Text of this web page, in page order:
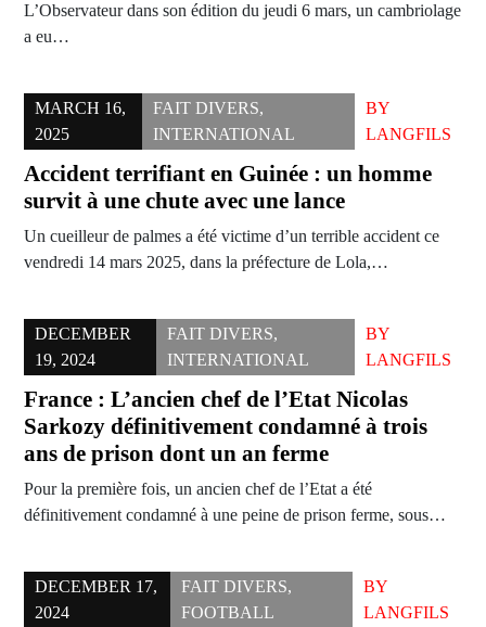
L’Observateur dans son édition du jeudi 6 mars, un cambriolage
a eu…
MARCH 16,
2025
FAIT DIVERS,
INTERNATIONAL
BY
LANGFILS
Accident terrifiant en Guinée : un homme
survit à une chute avec une lance
Un cueilleur de palmes a été victime d’un terrible accident ce
vendredi 14 mars 2025, dans la préfecture de Lola,…
DECEMBER
19, 2024
FAIT DIVERS,
INTERNATIONAL
BY
LANGFILS
France : L’ancien chef de l’Etat Nicolas
Sarkozy définitivement condamné à trois
ans de prison dont un an ferme
Pour la première fois, un ancien chef de l’Etat a été
définitivement condamné à une peine de prison ferme, sous…
DECEMBER 17,
2024
FAIT DIVERS,
FOOTBALL
BY
LANGFILS